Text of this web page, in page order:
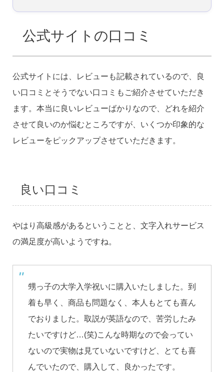
公式サイトの口コミ
公式サイトには、レビューも記載されているので、良
い口コミとそうでない口コミもご紹介させていただき
ます。本当に良いレビューばかりなので、どれを紹介
させて良いのか悩むところですが、いくつか印象的な
レビューをピックアップさせていただきます。
良い口コミ
やはり高級感があるということと、文字入れサービス
の満足度が高いようですね。
甥っ子の大学入学祝いに購入いたしました。到
着も早く、商品も問題なく、本人もとても喜ん
でおりました。取説が英語なので、苦労したみ
たいですけど…(笑)こんな時期なので会ってい
ないので実物は見ていないですけど、とても喜
んでいたので、購入して、良かったです。